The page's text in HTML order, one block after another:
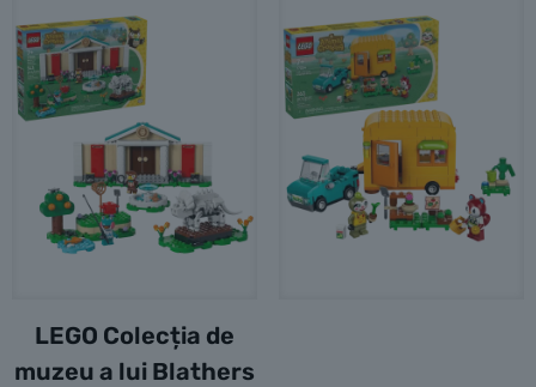
LEGO Colecția de
muzeu a lui Blathers